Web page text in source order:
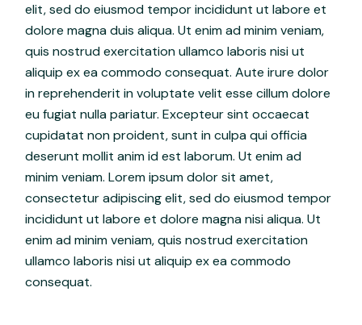
elit, sed do eiusmod tempor incididunt ut labore et
dolore magna duis aliqua. Ut enim ad minim veniam,
quis nostrud exercitation ullamco laboris nisi ut
aliquip ex ea commodo consequat. Aute irure dolor
in reprehenderit in voluptate velit esse cillum dolore
eu fugiat nulla pariatur. Excepteur sint occaecat
cupidatat non proident, sunt in culpa qui officia
deserunt mollit anim id est laborum. Ut enim ad
minim veniam. Lorem ipsum dolor sit amet,
consectetur adipiscing elit, sed do eiusmod tempor
incididunt ut labore et dolore magna nisi aliqua. Ut
enim ad minim veniam, quis nostrud exercitation
ullamco laboris nisi ut aliquip ex ea commodo
consequat.